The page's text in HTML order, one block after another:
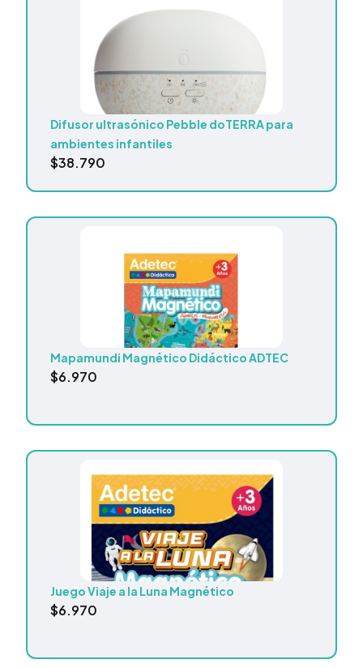
Difusor ultrasónico Pebble doTERRA para
ambientes infantiles
$38.790
Mapamundi Magnético Didáctico ADTEC
$6.970
Juego Viaje a la Luna Magnético
$6.970